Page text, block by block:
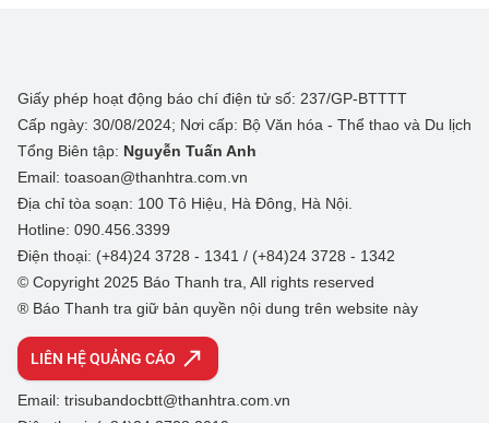
Giấy phép hoạt động báo chí điện tử số: 237/GP-BTTTT
Cấp ngày: 30/08/2024; Nơi cấp: Bộ Văn hóa - Thể thao và Du lịch
Tổng Biên tập: Nguyễn Tuấn Anh
Email: toasoan@thanhtra.com.vn
Địa chỉ tòa soạn: 100 Tô Hiệu, Hà Đông, Hà Nội.
Hotline: 090.456.3399
Điện thoại: (+84)24 3728 - 1341 / (+84)24 3728 - 1342
© Copyright 2025 Báo Thanh tra, All rights reserved
® Báo Thanh tra giữ bản quyền nội dung trên website này
LIÊN HỆ QUẢNG CÁO
Email: trisubandocbtt@thanhtra.com.vn